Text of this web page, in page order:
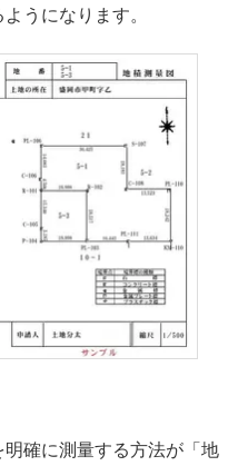
うになります。
確に測量する方法が「地